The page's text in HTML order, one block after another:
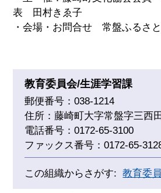
表 田村きゑ子
・会場・お問合せ 常盤ふるさ
教育委員会/生涯学習課
郵便番号：038-1214
住所：藤崎町大字常盤字三西
電話番号：0172-65-3100
ファックス番号：0172-65-
この組織からさがす:教育委